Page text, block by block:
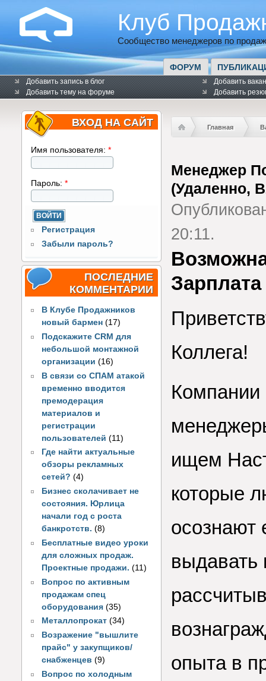
Клуб
Сообщество менеджеров по
ФОРУМ
Добавить запись в блог
Добавить тему на форуме
Добавить
Добавить
ВХОД НА САЙТ
Имя пользователя: *
Пароль: *
Регистрация
Забыли пароль?
ПОСЛЕДНИЕ
КОММЕНТАРИИ
В Клубе Продажников
новый бармен (17)
Подскажите CRM для
небольшой монтажной
организации (16)
В связи со СПАМ атакой
временно вводится
премодерация
материалов и
регистрации
пользователей(11)
Где найти актуальные
обзоры рекламных
сетей? (4)
Бизнес сколачивает не
состояния. Юрлица
начали год с роста
банкротств. (8)
Бесплатные видео уроки
для сложных продаж.
Проектные продажи. (11)
Вопрос по активным
продажам спец
оборудования (35)
Металлопрокат (34)
Возражение "вышлите
прайс" у закупщиков/
снабженцев (9)
Вопрос по холодным
Главная
Менеджер
(Удаленно,
20:11.
Коллега!
ищем
которые
осознают
выдавать
опыта в